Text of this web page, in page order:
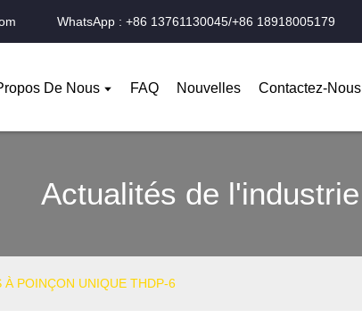
WhatsApp : +86 13761130045/+86 18918005179
De Nous FAQ Nouvelles Contactez-Nous
Actualités de l'industrie
À POINÇON UNIQUE THDP-6